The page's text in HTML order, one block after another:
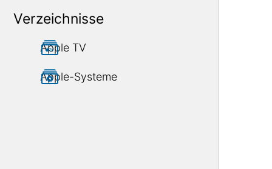
Verzeichnisse
Apple TV
Apple-Systeme